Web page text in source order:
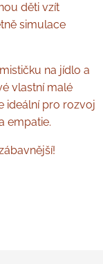
děti vzít
simulace
na jídlo a
vlastní malé
ideální pro rozvoj
empatie.